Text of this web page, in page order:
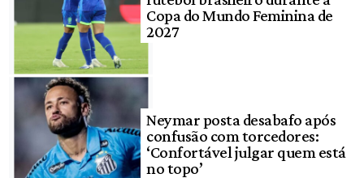
Copa do Mundo Feminina de
2027
Neymar posta desabafo após
confusão com torcedores:
‘Confortável julgar quem está
no topo’